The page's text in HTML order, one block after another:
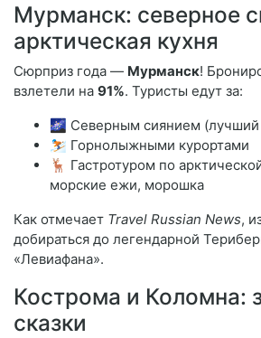
Мурманск: северное
арктическая кухня
Сюрприз года — Мурманск!
взлетели на 91%. Туристы едут за:
🌌 Северным сиянием
⛷️ Горнолыжными курортами
🦌 Гастротуром по
морские ежи, морошка
Как отмечает Travel Russian News,
добираться до легендарной
«Левиафана».
Кострома и Коломна:
сказки